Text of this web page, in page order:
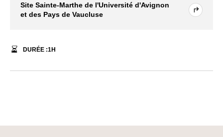
Site Sainte-Marthe de l'Université d'Avignon
et des Pays de Vaucluse
DURÉE :1H